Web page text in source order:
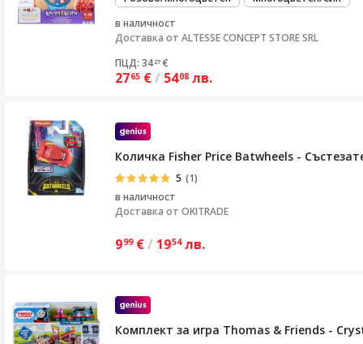
в наличност
Доставка от ALTESSE CONCEPT STORE SRL
ПЦД: 34 27 €
2765 €/ 5408 лв.
Количка Fisher Price Batwheels -
5 (1)
в наличност
Доставка от OKITRADE
999 €/ 1954 лв.
Комплект за игра Thomas & Friends -